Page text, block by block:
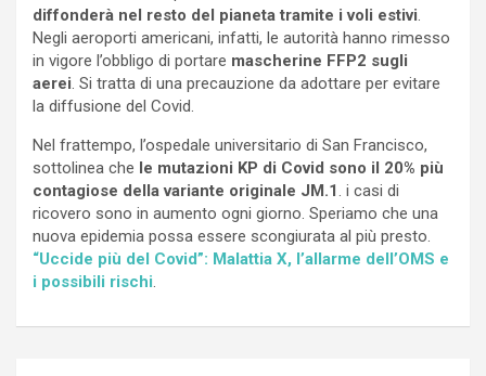
diffonderà nel resto del pianeta tramite i voli estivi.
Negli aeroporti americani, infatti, le autorità hanno rimesso
in vigore l’obbligo di portare mascherine FFP2 sugli
aerei. Si tratta di una precauzione da adottare per evitare
la diffusione del Covid.
Nel frattempo, l’ospedale universitario di San Francisco,
sottolinea che le mutazioni KP di Covid sono il 20% più
contagiose della variante originale JM.1. i casi di
ricovero sono in aumento ogni giorno. Speriamo che una
nuova epidemia possa essere scongiurata al più presto.
“Uccide più del Covid”: Malattia X, l’allarme dell’OMS e
i possibili rischi.